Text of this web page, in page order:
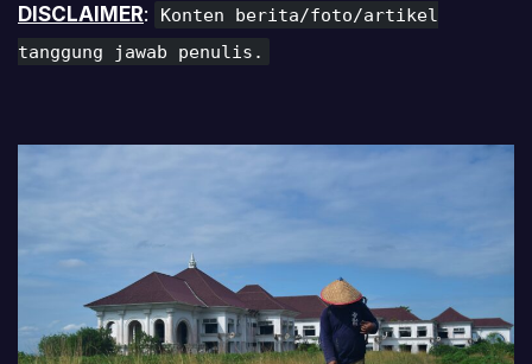
DISCLAIMER:
Konten berita/foto/artikel
tanggung jawab penulis.